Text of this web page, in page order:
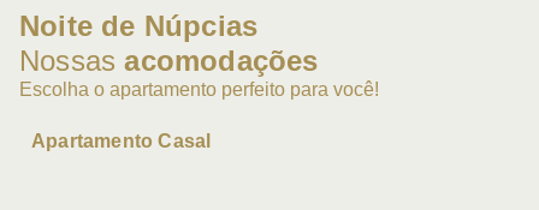
Noite de Núpcias
Nossasacomodações
Escolha o apartamento perfeito para você!
Apartamento Casal